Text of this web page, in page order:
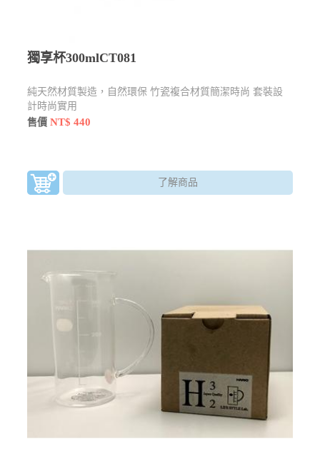
獨享杯300mlCT081
純天然材質製造，自然環保 竹瓷複合材質簡潔時尚 套裝設
計時尚實用
售價NT$ 440
了解商品